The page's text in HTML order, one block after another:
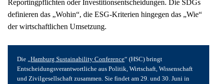
Reportingpflichten oder Investitionsentscheidungen. Die SDGs
definieren das „Wohin“, die ESG-Kriterien hingegen das „Wie“
der wirtschaftlichen Umsetzung.
Die „Hamburg Sustainability Conference“ (HSC) bringt
Entscheidungsverantwortliche aus Politik, Wirtschaft, Wissenschaft